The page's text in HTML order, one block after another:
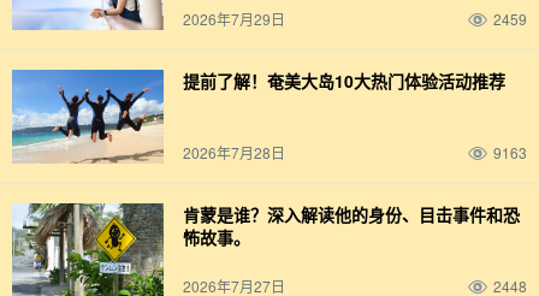
拥有超过 15 年经验的资深导游。
2026年7月29日 2459
提前了解！奄美大岛10大热门体验活动推荐
2026年7月28日 9163
肯蒙是谁？深入解读他的身份、目击事件和恐
怖故事。
2026年7月27日 2448